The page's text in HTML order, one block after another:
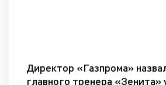
Директор «Газпрома»
главного тренера «Зенита»